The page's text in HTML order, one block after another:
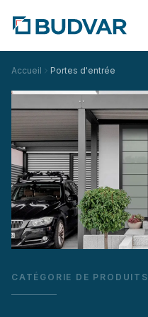
Accueil Portes d'entrée
CATÉGORIE DE PRODUITS